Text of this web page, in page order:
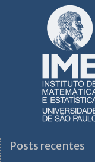
Posts recentes